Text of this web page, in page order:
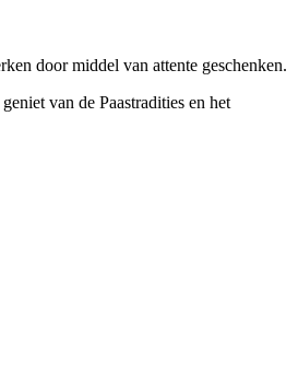
door middel van attente geschenken.
van de Paastradities en het